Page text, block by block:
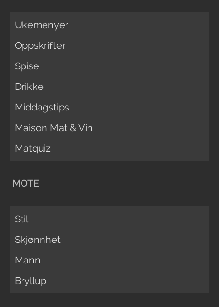
Ukemenyer
Oppskrifter
Spise
Drikke
Middagstips
Maison Mat & Vin
Matquiz
MOTE
Stil
Skjønnhet
Mann
Bryllup